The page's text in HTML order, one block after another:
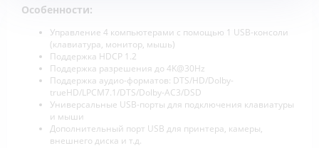
Особенности:
Управление 4 компьютерами с помощью 1 USB-консоли
(клавиатура, монитор, мышь)
Поддержка HDCP 1.2
Поддержка разрешения до 4K@30Hz
Поддержка аудио-форматов: DTS/HD/Dolby-
trueHD/LPCM7.1/DTS/Dolby-AC3/DSD
Универсальные USB-порты для подключения клавиатуры
и мыши
Дополнительный порт USB для принтера, камеры,
внешнего диска и т.д.